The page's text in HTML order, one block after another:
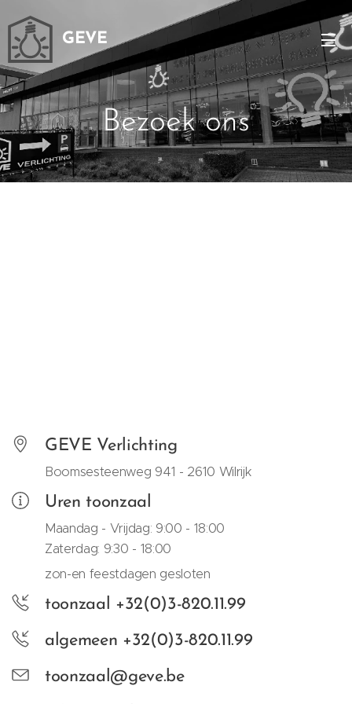
GEVE
Bezoek ons
GEVE Verlichting
Boomsesteenweg 941 - 2610 Wilrijk
Uren toonzaal
Maandag - Vrijdag: 9:00 - 18:00
Zaterdag: 9:30 - 18:00
zon-en feestdagen gesloten
toonzaal +32(0)3-820.11.99
algemeen +32(0)3-820.11.99
toonzaal@geve.be